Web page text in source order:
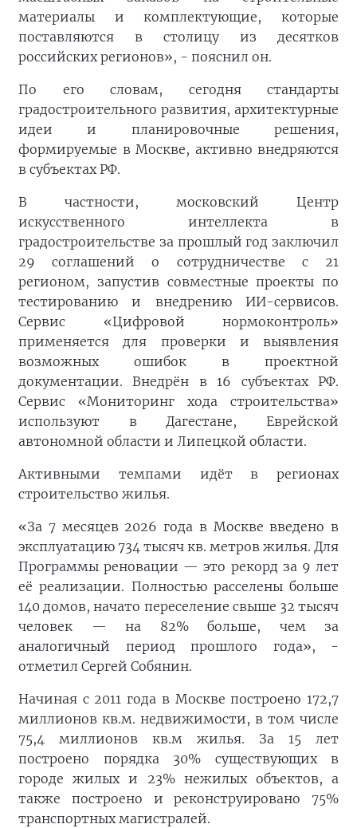
материалы и комплектующие, которые
поставляются в столицу из десятков
российских регионов», - пояснил он.
По его словам, сегодня стандарты
градостроительного развития, архитектурные
идеи и планировочные решения,
формируемые в Москве, активно внедряются
в субъектах РФ.
В частности, московский Центр
искусственного интеллекта в
градостроительстве за прошлый год заключил
29 соглашений о сотрудничестве с 21
регионом, запустив совместные проекты по
тестированию и внедрению ИИ-сервисов.
Сервис «Цифровой нормоконтроль»
применяется для проверки и выявления
возможных ошибок в проектной
документации. Внедрён в 16 субъектах РФ.
Сервис «Мониторинг хода строительства»
используют в Дагестане, Еврейской
автономной области и Липецкой области.
Активными темпами идёт в регионах
строительство жилья.
«За 7 месяцев 2026 года в Москве введено в
эксплуатацию 734 тысяч кв. метров жилья. Для
Программы реновации — это рекорд за 9 лет
её реализации. Полностью расселены больше
140 домов, начато переселение свыше 32 тысяч
человек — на 82% больше, чем за
аналогичный период прошлого года», -
отметил Сергей Собянин.
Начиная с 2011 года в Москве построено 172,7
миллионов кв.м. недвижимости, в том числе
75,4 миллионов кв.м жилья. За 15 лет
построено порядка 30% существующих в
городе жилых и 23% нежилых объектов, а
также построено и реконструировано 75%
транспортных магистралей.